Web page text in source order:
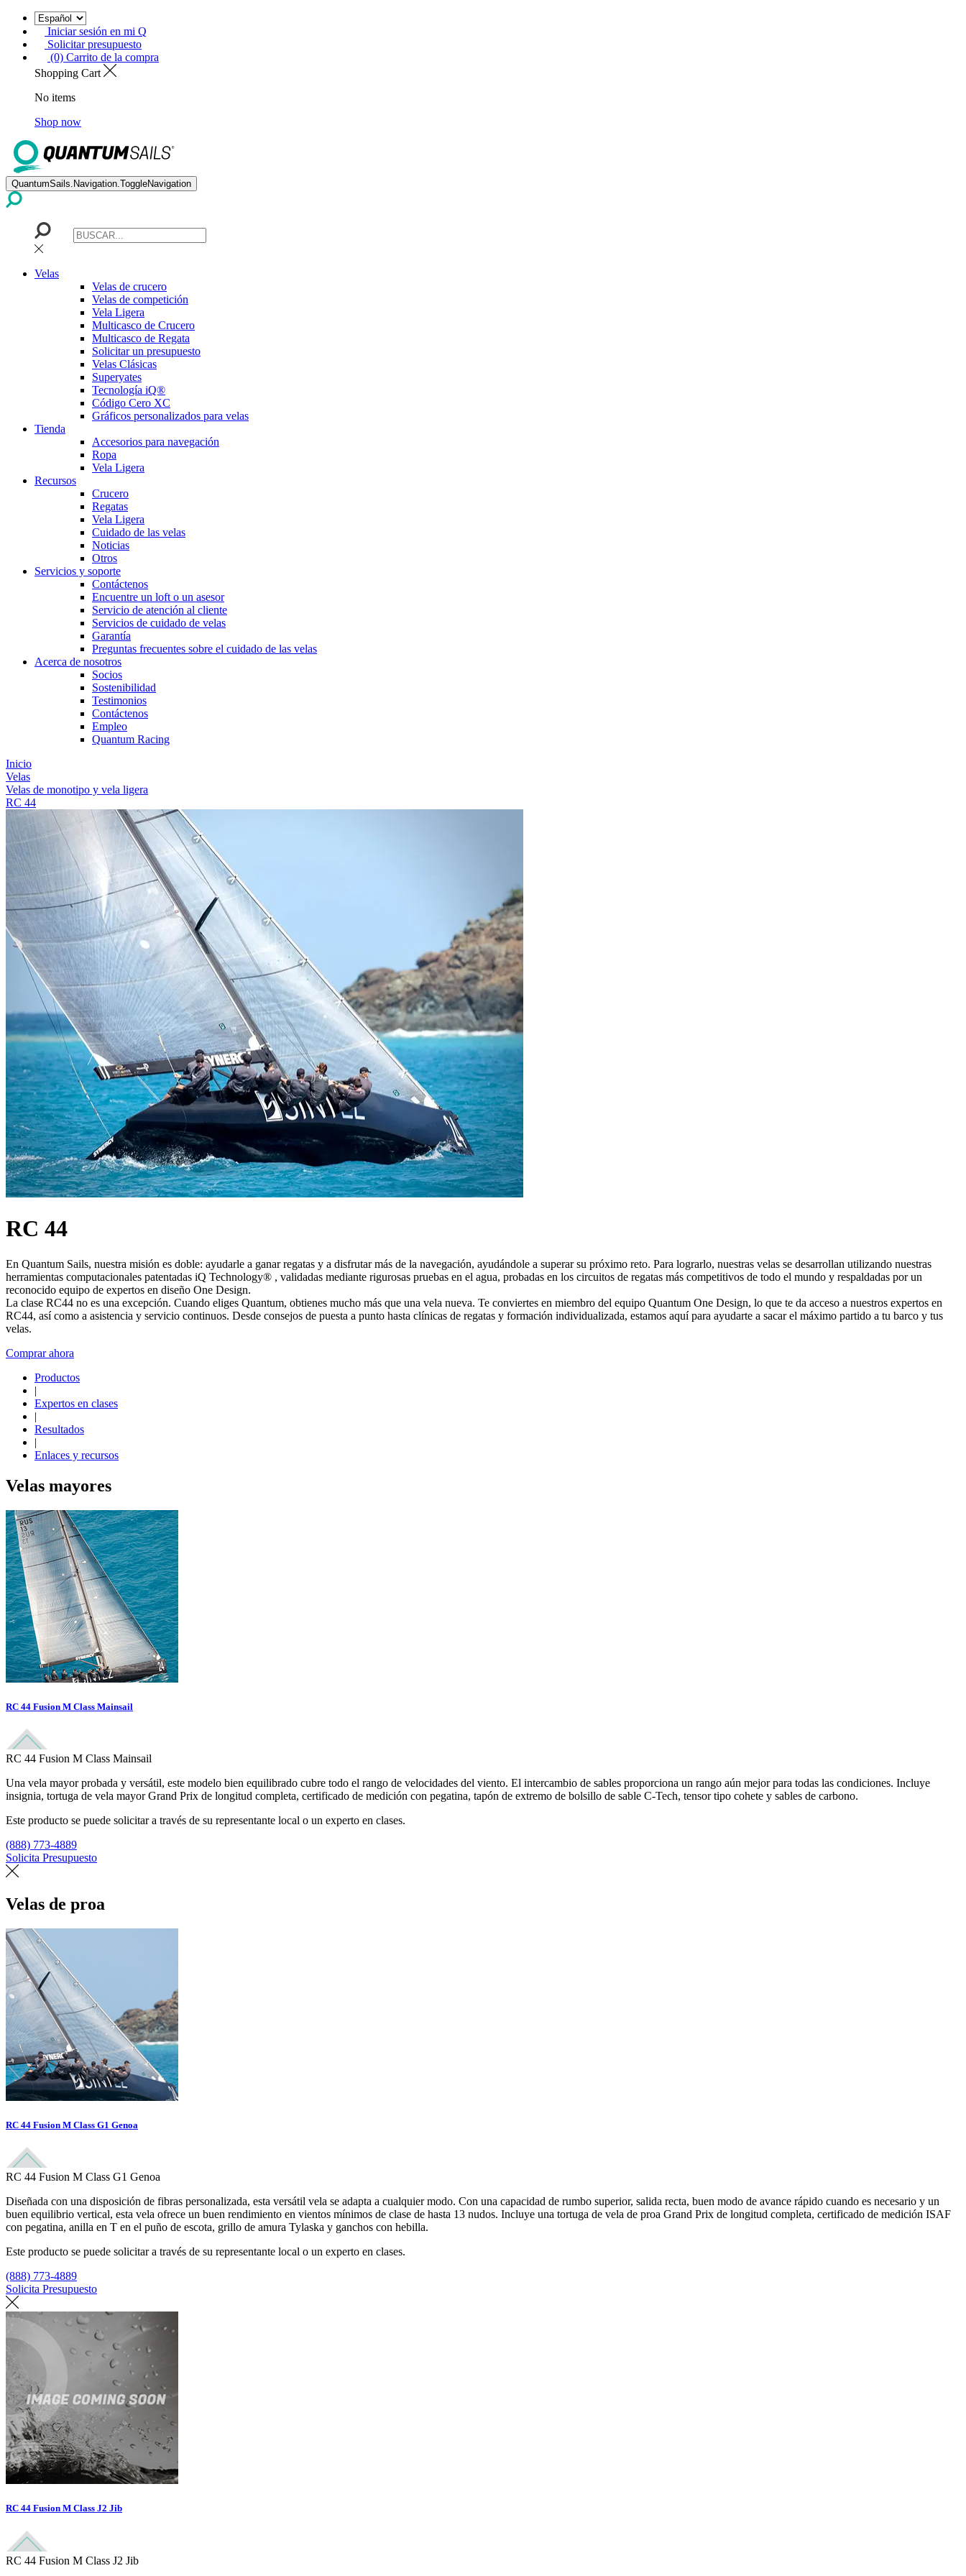
Iniciar sesión en mi Q
Solicitar presupuesto
(0) Carrito de la compra
Shopping Cart
No items
Shop now
QuantumSails.Navigation.ToggleNavigation
Velas
Velas de crucero
Velas de competición
Vela Ligera
Multicasco de Crucero
Multicasco de Regata
Solicitar un presupuesto
Velas Clásicas
Superyates
Tecnología iQ®
Código Cero XC
Gráficos personalizados para velas
Tienda
Accesorios para navegación
Ropa
Vela Ligera
Recursos
Crucero
Regatas
Vela Ligera
Cuidado de las velas
Noticias
Otros
Servicios y soporte
Contáctenos
Encuentre un loft o un asesor
Servicio de atención al cliente
Servicios de cuidado de velas
Garantía
Preguntas frecuentes sobre el cuidado de las velas
Acerca de nosotros
Socios
Sostenibilidad
Testimonios
Contáctenos
Empleo
Quantum Racing
Inicio
Velas
Velas de monotipo y vela ligera
RC 44
RC 44
En Quantum Sails, nuestra misión es doble: ayudarle a ganar regatas y a disfrutar más de la navegación, ayudándole a superar su próximo reto. Para lograrlo, nuestras velas se desarrollan utilizando nuestras
herramientas computacionales patentadas iQ Technology® , validadas mediante rigurosas pruebas en el agua, probadas en los circuitos de regatas más competitivos de todo el mundo y respaldadas por un
reconocido equipo de expertos en diseño One Design.
La clase RC44 no es una excepción. Cuando eliges Quantum, obtienes mucho más que una vela nueva. Te conviertes en miembro del equipo Quantum One Design, lo que te da acceso a nuestros expertos en
RC44, así como a asistencia y servicio continuos. Desde consejos de puesta a punto hasta clínicas de regatas y formación individualizada, estamos aquí para ayudarte a sacar el máximo partido a tu barco y tus
velas.
Comprar ahora
Productos
|
Expertos en clases
|
Resultados
|
Enlaces y recursos
Velas mayores
RC 44 Fusion M Class Mainsail
RC 44 Fusion M Class Mainsail
Una vela mayor probada y versátil, este modelo bien equilibrado cubre todo el rango de velocidades del viento. El intercambio de sables proporciona un rango aún mejor para todas las condiciones. Incluye
insignia, tortuga de vela mayor Grand Prix de longitud completa, certificado de medición con pegatina, tapón de extremo de bolsillo de sable C-Tech, tensor tipo cohete y sables de carbono.
Este producto se puede solicitar a través de su representante local o un experto en clases.
(888) 773-4889
Solicita Presupuesto
Velas de proa
RC 44 Fusion M Class G1 Genoa
RC 44 Fusion M Class G1 Genoa
Diseñada con una disposición de fibras personalizada, esta versátil vela se adapta a cualquier modo. Con una capacidad de rumbo superior, salida recta, buen modo de avance rápido cuando es necesario y un
buen equilibrio vertical, esta vela ofrece un buen rendimiento en vientos mínimos de clase de hasta 13 nudos. Incluye una tortuga de vela de proa Grand Prix de longitud completa, certificado de medición ISAF
con pegatina, anilla en T en el puño de escota, grillo de amura Tylaska y ganchos con hebilla.
Este producto se puede solicitar a través de su representante local o un experto en clases.
(888) 773-4889
Solicita Presupuesto
RC 44 Fusion M Class J2 Jib
RC 44 Fusion M Class J2 Jib